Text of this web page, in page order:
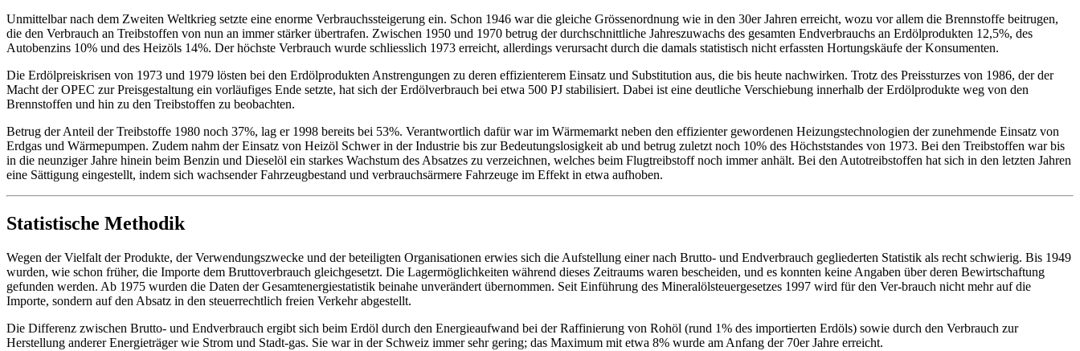
Unmittelbar nach dem Zweiten Weltkrieg setzte eine enorme Verbrauchssteigerung ein. Schon 1946 war die gleiche Grössenordnung wie in den 30er Jahren erreicht, wozu vor allem die Brennstoffe beitrugen,
die den Verbrauch an Treibstoffen von nun an immer stärker übertrafen. Zwischen 1950 und 1970 betrug der durchschnittliche Jahreszuwachs des gesamten Endverbrauchs an Erdölprodukten 12,5%, des
Autobenzins 10% und des Heizöls 14%. Der höchste Verbrauch wurde schliesslich 1973 erreicht, allerdings verursacht durch die damals statistisch nicht erfassten Hortungskäufe der Konsumenten.
Die Erdölpreiskrisen von 1973 und 1979 lösten bei den Erdölprodukten Anstrengungen zu deren effizienterem Einsatz und Substitution aus, die bis heute nachwirken. Trotz des Preissturzes von 1986, der der
Macht der OPEC zur Preisgestaltung ein vorläufiges Ende setzte, hat sich der Erdölverbrauch bei etwa 500 PJ stabilisiert. Dabei ist eine deutliche Verschiebung innerhalb der Erdölprodukte weg von den
Brennstoffen und hin zu den Treibstoffen zu beobachten.
Betrug der Anteil der Treibstoffe 1980 noch 37%, lag er 1998 bereits bei 53%. Verantwortlich dafür war im Wärmemarkt neben den effizienter gewordenen Heizungstechnologien der zunehmende Einsatz von
Erdgas und Wärmepumpen. Zudem nahm der Einsatz von Heizöl Schwer in der Industrie bis zur Bedeutungslosigkeit ab und betrug zuletzt noch 10% des Höchststandes von 1973. Bei den Treibstoffen war bis
in die neunziger Jahre hinein beim Benzin und Dieselöl ein starkes Wachstum des Absatzes zu verzeichnen, welches beim Flugtreibstoff noch immer anhält. Bei den Autotreibstoffen hat sich in den letzten Jahren
eine Sättigung eingestellt, indem sich wachsender Fahrzeugbestand und verbrauchsärmere Fahrzeuge im Effekt in etwa aufhoben.
Statistische Methodik
Wegen der Vielfalt der Produkte, der Verwendungszwecke und der beteiligten Organisationen erwies sich die Aufstellung einer nach Brutto- und Endverbrauch gegliederten Statistik als recht schwierig. Bis 1949
wurden, wie schon früher, die Importe dem Bruttoverbrauch gleichgesetzt. Die Lagermöglichkeiten während dieses Zeitraums waren bescheiden, und es konnten keine Angaben über deren Bewirtschaftung
gefunden werden. Ab 1975 wurden die Daten der Gesamtenergiestatistik beinahe unverändert übernommen. Seit Einführung des Mineralölsteuergesetzes 1997 wird für den Ver-brauch nicht mehr auf die
Importe, sondern auf den Absatz in den steuerrechtlich freien Verkehr abgestellt.
Die Differenz zwischen Brutto- und Endverbrauch ergibt sich beim Erdöl durch den Energieaufwand bei der Raffinierung von Rohöl (rund 1% des importierten Erdöls) sowie durch den Verbrauch zur
Herstellung anderer Energieträger wie Strom und Stadt-gas. Sie war in der Schweiz immer sehr gering; das Maximum mit etwa 8% wurde am Anfang der 70er Jahre erreicht.